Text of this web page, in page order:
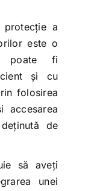
protecție a
este o
poate fi
și cu
folosirea
accesarea
de
să aveți
unei